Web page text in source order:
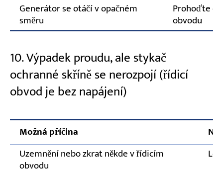
Generátor se otáčí v opačném
směru
Prohoďte
obvodu
10. Výpadek proudu, ale stykač
ochranné skříně se nerozpojí (řídicí
obvod je bez napájení)
Možná příčina
Uzemnění nebo zkrat někde v řídicím
obvodu